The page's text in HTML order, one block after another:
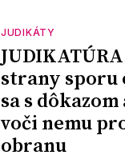
JUDIKÁTY
strany sporu
sa s
voči nemu
obranu